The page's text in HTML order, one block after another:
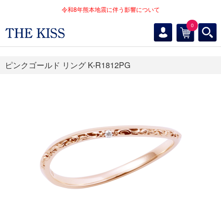
令和8年熊本地震に伴う影響について
0
ピンクゴールド リング K-R1812PG